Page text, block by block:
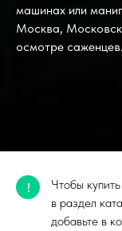
машинах или
Москва,
осмотре саженцев.
!
Чтобы
в раздел
добавьте в